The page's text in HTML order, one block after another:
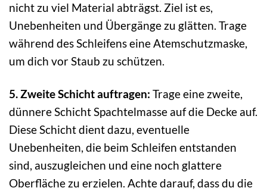
nicht zu viel Material abträgst. Ziel ist es,
Unebenheiten und Übergänge zu glätten. Trage
während des Schleifens eine Atemschutzmaske,
um dich vor Staub zu schützen.
5. Zweite Schicht auftragen: Trage eine zweite,
dünnere Schicht Spachtelmasse auf die Decke auf.
Diese Schicht dient dazu, eventuelle
Unebenheiten, die beim Schleifen entstanden
sind, auszugleichen und eine noch glattere
Oberfläche zu erzielen. Achte darauf, dass du die